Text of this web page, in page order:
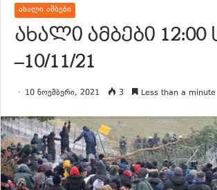
ახალი ამბები
ახალი ამბები 12:00
–10/11/21
10 ნოემბერი, 2021 3 Less than a minute